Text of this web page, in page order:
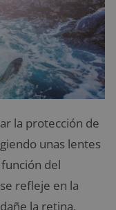
la protección de
unas lentes
del
refleje en la
la retina,